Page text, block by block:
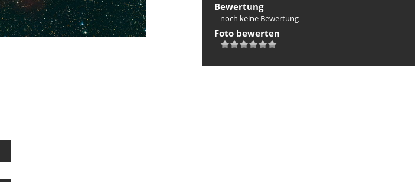
Bewertung
noch keine Bewertung
Foto bewerten